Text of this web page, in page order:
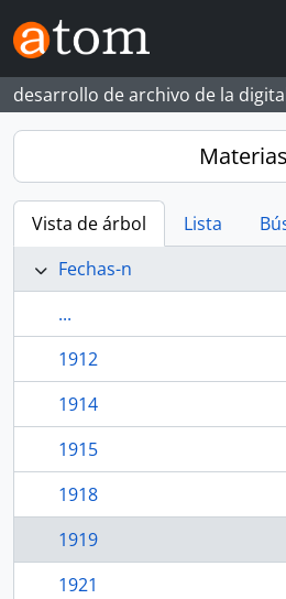
Skip to main content
desarrollo de archivo de la
Vista de árbol Lista
Fechas-n
...
1912
1914
1915
1918
1919
1921